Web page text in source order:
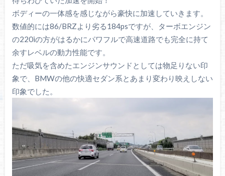
ボディーの一体感を感じながら豪快に加速していきます。
数値的には86/BRZより劣る184psですが、ターボエンジン
の220iの方がはるかにパワフルで高速道路でも完全に持て
余すレベルの動力性能です。
ただ吸気を含めたエンジンサウンドとしては物足りない印
象で、BMWの他の快適セダン系とあまり変わり映えしない
印象でした。